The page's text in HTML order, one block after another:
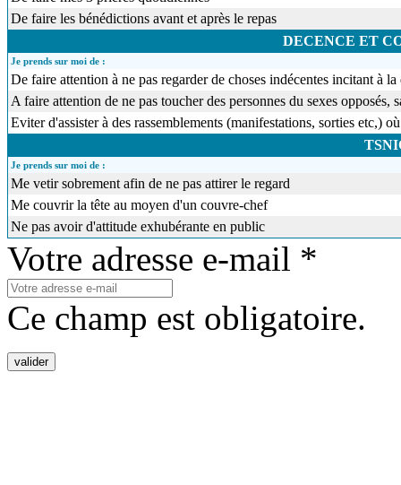
De faire les bénédictions avant et après le repas
DECENCE ET
Je prends sur moi de :
De faire attention à ne pas regarder de choses indécentes incitant à
A faire attention de ne pas toucher des personnes du sexes
Eviter d'assister à des rassemblements (manifestations, sorties etc,)
Je prends sur moi de :
Me vetir sobrement afin de ne pas attirer le regard
Me couvrir la tête au moyen d'un couvre-chef
Ne pas avoir d'attitude exhubérante en public
Votre adresse e-mail *
Ce champ est obligatoire.